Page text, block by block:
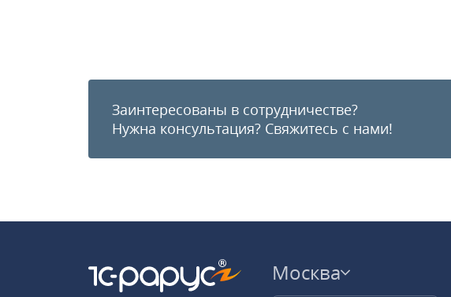
Заинтересованы в сотрудничестве?
Нужна консультация? Свяжитесь с нами!
Москва